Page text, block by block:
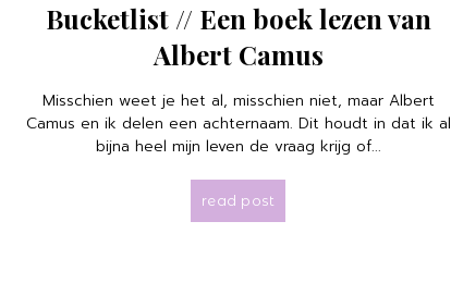
Bucketlist // Een boek lezen van
Albert Camus
Misschien weet je het al, misschien niet, maar Albert
Camus en ik delen een achternaam. Dit houdt in dat ik al
bijna heel mijn leven de vraag krijg of...
read post